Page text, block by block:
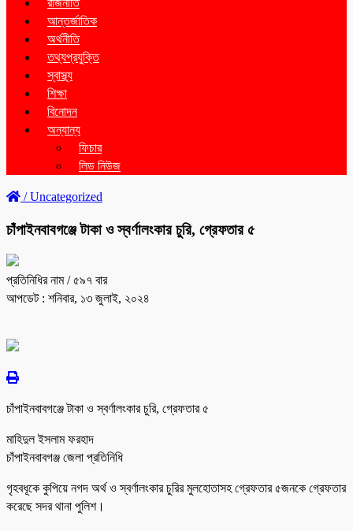
রাজনীতি
আন্তর্জাতিক
অর্থনীতি
তথ্যপ্রযুক্তি
স্বাস্থ্য
শিক্ষা
বিনোদন
অন্যান্য
ফিচার
লিড নিউজ
/Uncategorized
চাঁপাইনবাবগঞ্জে টাকা ও স্বর্ণালংকার চুরি, গ্রেফতার ৫
প্রতিনিধির নাম/ ৫৯৭ বার
আপডেট : শনিবার, ১৩ জুলাই, ২০২৪
চাঁপাইনবাবগঞ্জে টাকা ও স্বর্ণালংকার চুরি, গ্রেফতার ৫
মাহিদুল ইসলাম ফরহাদ
চাঁপাইনবাবগঞ্জ জেলা প্রতিনিধি
গৃহবধূকে কুপিয়ে নগদ অর্থ ও স্বর্ণালংকার চুরির মুলহোতাসহ গ্রেফতার ৫জনকে গ্রেফতার
করেছে সদর থানা পুলিশ।